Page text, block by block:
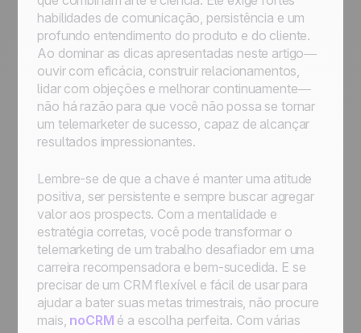
habilidades de comunicação, persistência e um
profundo entendimento do produto e do cliente.
Ao dominar as dicas apresentadas neste artigo—
ouvir com eficácia, construir relacionamentos,
lidar com objeções e melhorar continuamente—
não há razão para que você não possa se tornar
um telemarketer de sucesso, capaz de alcançar
resultados impressionantes.
Lembre-se de que a chave é manter uma atitude
positiva, ser persistente e sempre buscar agregar
valor aos prospects. Com a mentalidade e
estratégia corretas, você pode transformar o
telemarketing de um trabalho desafiador em uma
carreira recompensadora e bem-sucedida. E se
precisar de um CRM flexível e fácil de usar para
ajudar a bater suas metas trimestrais, não procure
mais, noCRM é a escolha perfeita. Com várias